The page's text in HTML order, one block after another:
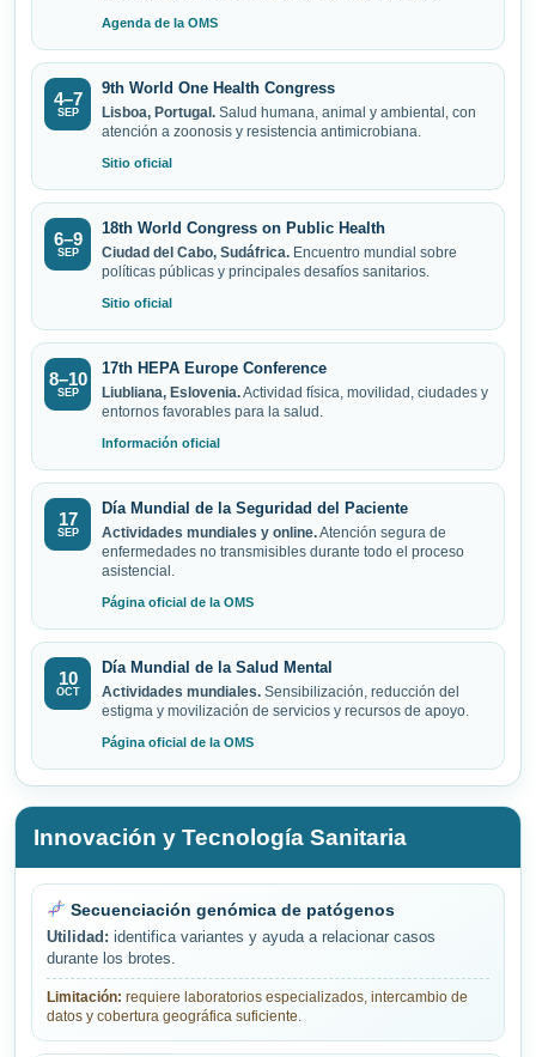
Agenda de la OMS
4–7
SEP
9th World One Health Congress
Lisboa, Portugal. Salud humana, animal y ambiental, con
atención a zoonosis y resistencia antimicrobiana.
Sitio oficial
6–9
SEP
18th World Congress on Public Health
Ciudad del Cabo, Sudáfrica. Encuentro mundial sobre
políticas públicas y principales desafíos sanitarios.
Sitio oficial
8–10
SEP
17th HEPA Europe Conference
Liubliana, Eslovenia.Actividad física, movilidad, ciudades y
entornos favorables para la salud.
Información oficial
17
SEP
Día Mundial de la Seguridad del Paciente
Actividades mundiales y online.Atención segura de
enfermedades no transmisibles durante todo el proceso
asistencial.
Página oficial de la OMS
10
OCT
Día Mundial de la Salud Mental
Actividades mundiales. Sensibilización, reducción del
estigma y movilización de servicios y recursos de apoyo.
Página oficial de la OMS
Innovación y Tecnología Sanitaria
Secuenciación genómica de patógenos
Utilidad: identifica variantes y ayuda a relacionar casos
durante los brotes.
Limitación: requiere laboratorios especializados, intercambio de
datos y cobertura geográfica suficiente.